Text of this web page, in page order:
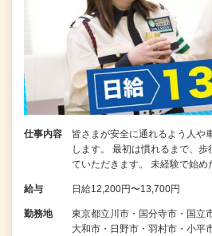
仕事内容
皆さまが安全に通れるよう人や
します。 最初は慣れるまで、
ていただきます。 未経験で始
給与 日給12,200円〜13,700円
勤務地
東京都立川市・国分寺市・国立
大和市・日野市・羽村市・小